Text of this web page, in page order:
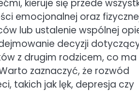
kieruje się przede
emocjonalnej oraz
lub ustalenie wspólnej
decyzji
z drugim rodzicem, co ma
zaznaczyć, że rozwód
takich jak lęk, depresja czy